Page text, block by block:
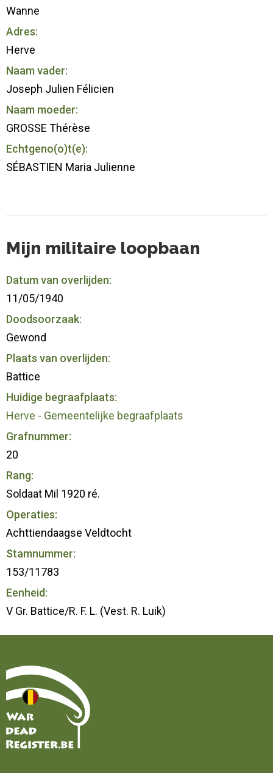
Wanne
Adres:
Herve
Naam vader:
Joseph Julien Félicien
Naam moeder:
GROSSE Thérèse
Echtgeno(o)t(e):
SÉBASTIEN Maria Julienne
Mijn militaire loopbaan
Datum van overlijden:
11/05/1940
Doodsoorzaak:
Gewond
Plaats van overlijden:
Battice
Huidige begraafplaats:
Herve - Gemeentelijke begraafplaats
Grafnummer:
20
Rang:
Soldaat Mil 1920 ré.
Operaties:
Achttiendaagse Veldtocht
Stamnummer:
153/11783
Eenheid:
V Gr. Battice/R. F. L. (Vest. R. Luik)